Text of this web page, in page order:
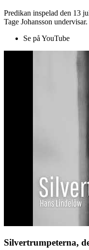
Predikan inspelad den 13
Tage Johansson
Se på YouTube
Silvertrumpeterna,